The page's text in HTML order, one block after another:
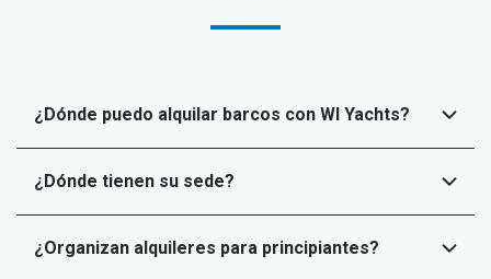
¿Dónde puedo alquilar barcos con WI Yachts?
¿Dónde tienen su sede?
¿Organizan alquileres para principiantes?